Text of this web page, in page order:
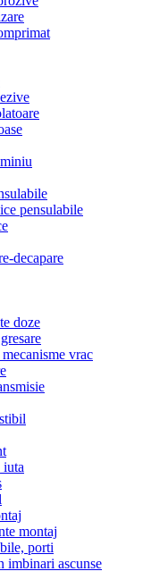
pensulabile
decapare
doze
vrac
iuta
montaj
porti
imbinari ascunse